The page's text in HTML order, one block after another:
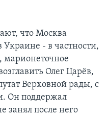
что Москва
Украине - в частности,
марионеточное
Олег Царёв,
Верховной рады, с
Он поддержал
занял после него